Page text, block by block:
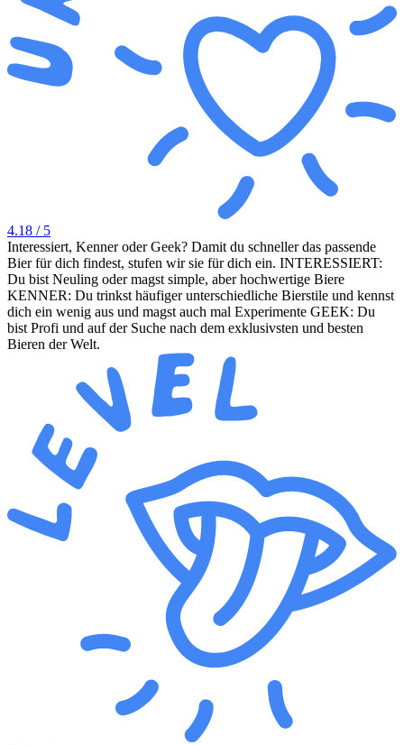
4.18 / 5
Interessiert, Kenner oder Geek? Damit du schneller das passende
Bier für dich findest, stufen wir sie für dich ein. INTERESSIERT:
Du bist Neuling oder magst simple, aber hochwertige Biere
KENNER: Du trinkst häufiger unterschiedliche Bierstile und kennst
dich ein wenig aus und magst auch mal Experimente GEEK: Du
bist Profi und auf der Suche nach dem exklusivsten und besten
Bieren der Welt.